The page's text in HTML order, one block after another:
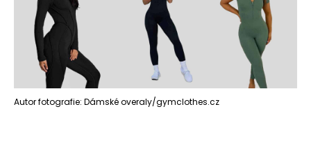
Autor fotografie: Dámské overaly/gymclothes.cz
?